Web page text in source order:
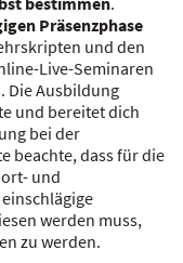
Präsenzphase
und den
Live-Seminaren
Die Ausbildung
und bereitet dich
bei der
beachte, dass für die
und
werden muss,
zu werden.